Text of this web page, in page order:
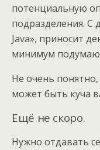
потенциальную
подразделения. С
Java», приносит
минимум
Не очень понятно,
может быть куча
Ещё не скоро.
Нужно отдавать